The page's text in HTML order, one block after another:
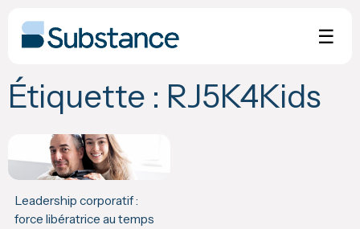
content
☰
Étiquette : RJ5K4Kids
Leadership corporatif :
force libératrice au temps